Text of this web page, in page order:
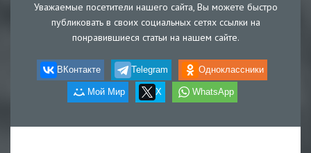
Уважаемые посетители нашего сайта, Вы можете быстро
публиковать в своих социальных сетях ссылки на
понравившиеся статьи на нашем сайте.
ВКонтакте Telegram Одноклассники
Мой Мир X WhatsApp